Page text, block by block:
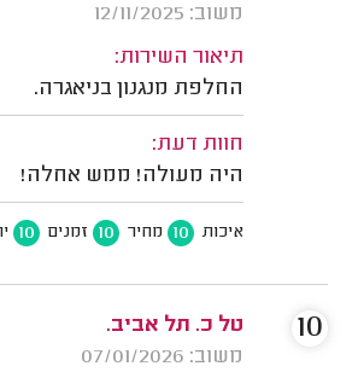
משוב: 12/11/2025
תיאור השירות:
החלפת מנגנון בניאגרה.
חוות דעת:
היה מעולה! ממש אחלה!
איכות 10 מחיר 10 זמנים 10
טל כ. תל אביב.
משוב: 07/01/2026
10